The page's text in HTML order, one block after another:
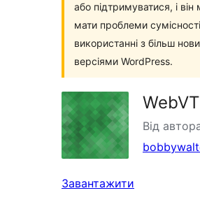
або підтримуватися, і
мати проблеми
використанні з більш
версіями WordPress.
Від
Завантажити